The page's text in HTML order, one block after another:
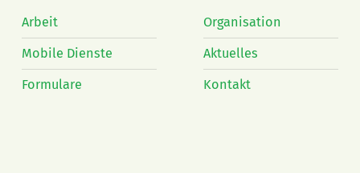
Arbeit
Mobile Dienste
Formulare
Organisation
Aktuelles
Kontakt